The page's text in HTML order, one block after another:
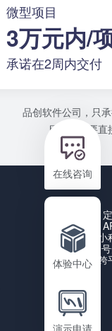
在线咨询
体验中心
演示申请
微型项目
3万元内/
承诺在2周内交付
品创软件公司，只
目或者需要
公众